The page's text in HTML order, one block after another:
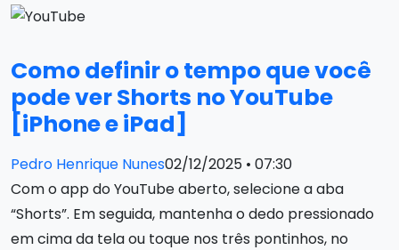
Como definir o tempo que você
pode ver Shorts no YouTube
[iPhone e iPad]
Pedro Henrique Nunes02/12/2025 • 07:30
Com o app do YouTube aberto, selecione a aba
“Shorts”. Em seguida, mantenha o dedo pressionado
em cima da tela ou toque nos três pontinhos, no